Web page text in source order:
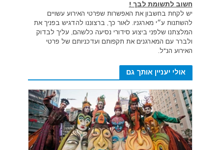
חשוב לתשומת לבך !
יש לקחת בחשבון את האפשרות שפרטי האירוע עשויים
להשתנות ע״י מארגניו. לאור כך, ברצוננו להדגיש בפניך את
המלצתנו שלפני ביצוע סידורי נסיעה כלשהם, עליך לבדוק
ולברר עם המארגנים את תקפותם ועדכניותם של פרטי
האירוע הנ"ל.
אולי יעניין אותך גם